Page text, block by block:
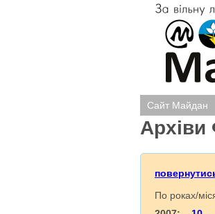
Сайт Майдан
По роках/